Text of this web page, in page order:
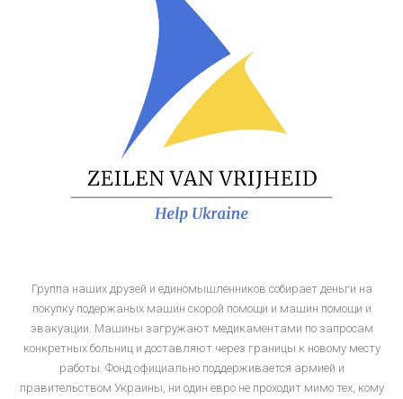
Группа наших друзей и единомышленников собирает деньги на
покупку подержаных машин скорой помощи и машин помощи и
эвакуации. Машины загружают медикаментами по запросам
конкретных больниц и доставляют через границы к новому месту
работы. Фонд официально поддерживается армией и
правительством Украины, ни один евро не проходит мимо тех, кому